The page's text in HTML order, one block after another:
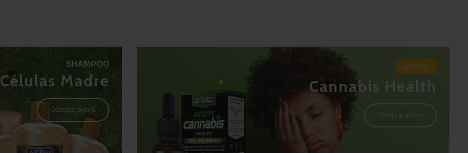
SHAMPOO
Células Madre
Compra ahora
ACEITE
Cannabis Health
Compra ahora